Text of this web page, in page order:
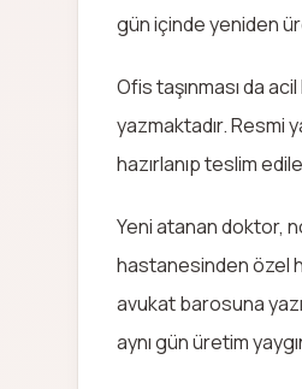
gün içinde yeniden
Ofis taşınması da
yazmaktadır. Resmi
hazırlanıp teslim
Yeni atanan doktor,
hastanesinden özel
avukat barosuna
aynı gün üretim